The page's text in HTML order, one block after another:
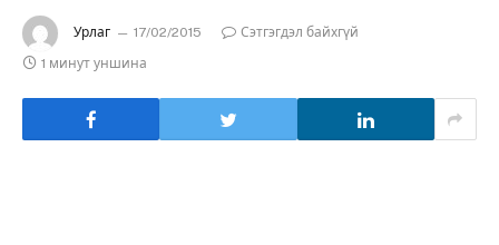
Урлаг 17/02/2015
Сэтгэгдэл байхгүй
1 минут уншина